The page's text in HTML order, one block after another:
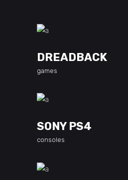
DREADBACK
games
SONY PS4
consoles